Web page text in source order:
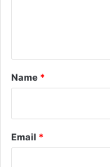
*
Name *
Email *